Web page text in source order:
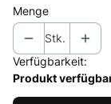
Menge
Stk.
Verfügbarkeit:
Produkt